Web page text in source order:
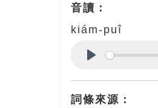
音讀：
kiám-puî
詞條來源：